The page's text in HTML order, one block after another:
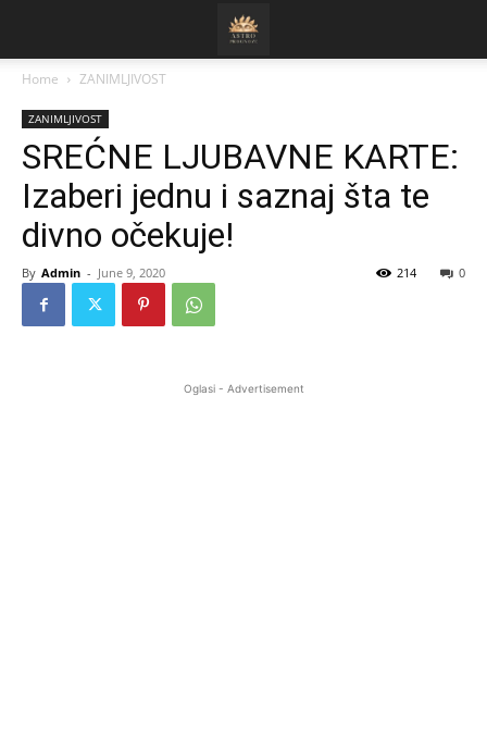
Home ZANIMLJIVOST
ZANIMLJIVOST
SREĆNE LJUBAVNE KARTE:
Izaberi jednu i saznaj šta te
divno očekuje!
By Admin - June 9, 2020 0
214
Oglasi - Advertisement